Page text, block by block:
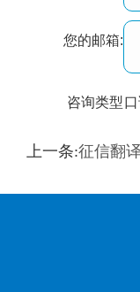
您的邮箱:
咨询类型
上一条:征信翻